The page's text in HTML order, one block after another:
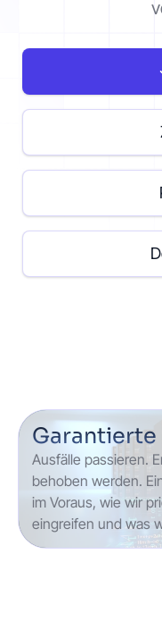
Garantierte
Ausfälle passieren.
behoben werden.
im Voraus, wie wir
eingreifen und was